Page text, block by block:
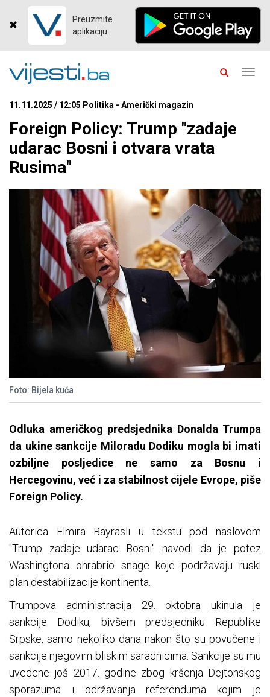
Preuzmite
aplikaciju
11.11.2025 / 12:05 Politika - Američki magazin
Foreign Policy: Trump "zadaje
udarac Bosni i otvara vrata
Rusima"
Foto: Bijela kuća
Odluka američkog predsjednika Donalda Trumpa
da ukine sankcije Miloradu Dodiku mogla bi imati
ozbiljne posljedice ne samo za Bosnu i
Hercegovinu, već i za stabilnost cijele Evrope, piše
Foreign Policy.
Autorica Elmira Bayrasli u tekstu pod naslovom
"Trump zadaje udarac Bosni" navodi da je potez
Washingtona ohrabrio snage koje podržavaju ruski
plan destabilizacije kontinenta.
Trumpova administracija 29. oktobra ukinula je
sankcije Dodiku, bivšem predsjedniku Republike
Srpske, samo nekoliko dana nakon što su povučene i
sankcije njegovim bliskim saradnicima. Sankcije su mu
uvedene još 2017. godine zbog kršenja Dejtonskog
sporazuma i održavanja referenduma kojim je